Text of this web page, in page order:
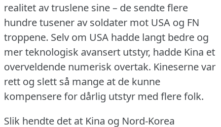
realitet av truslene sine – de sendte flere
hundre tusener av soldater mot USA og FN
troppene. Selv om USA hadde langt bedre og
mer teknologisk avansert utstyr, hadde Kina et
overveldende numerisk overtak. Kineserne var
rett og slett så mange at de kunne
kompensere for dårlig utstyr med flere folk.
Slik hendte det at Kina og Nord-Korea